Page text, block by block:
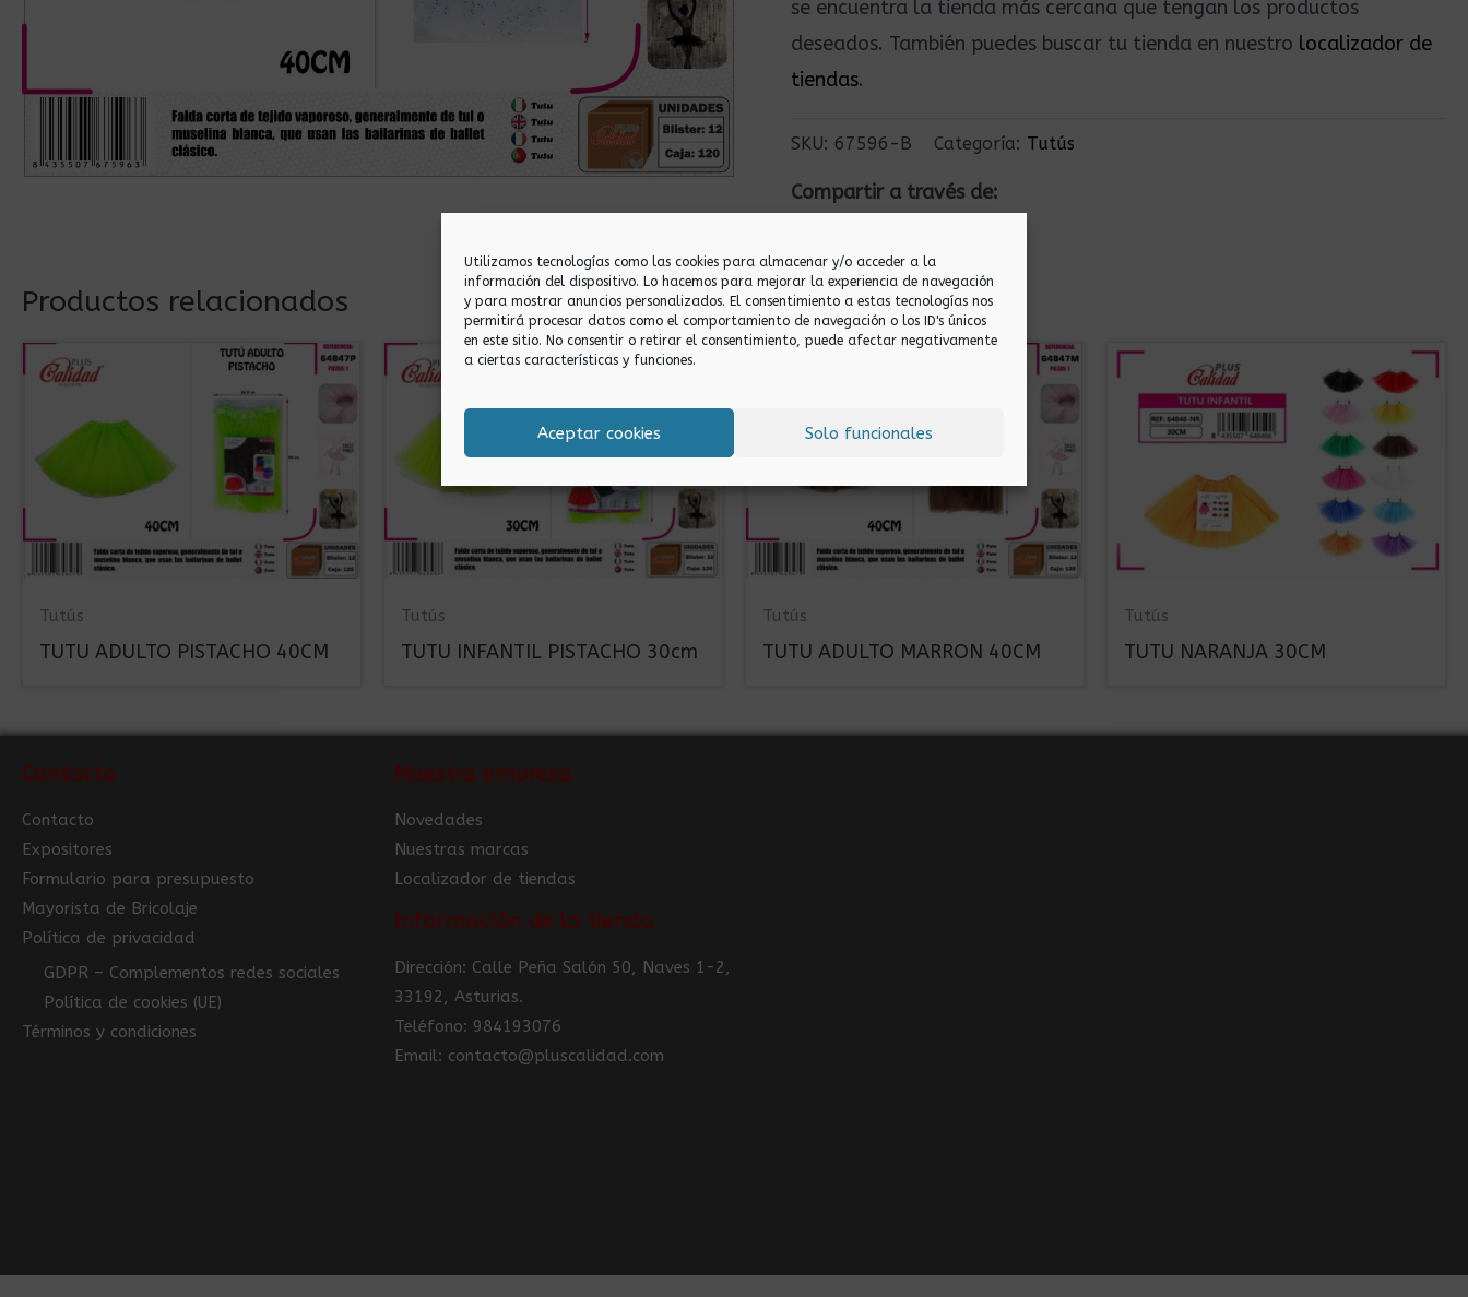
Utilizamos tecnologías como las cookies para almacenar y/o acceder a la
información del dispositivo. Lo hacemos para mejorar la experiencia de navegación
y para mostrar anuncios personalizados. El consentimiento a estas tecnologías nos
permitirá procesar datos como el comportamiento de navegación o los ID's únicos
en este sitio. No consentir o retirar el consentimiento, puede afectar negativamente
a ciertas características y funciones.
Aceptar cookies Solo funcionales
se encuentra la tienda más cercana que tengan los productos
deseados. También puedes buscar tu tienda en nuestro localizador de
tiendas.
SKU: 67596-B Categoría: Tutús
Compartir a través de:
Productos relacionados
Tutús
TUTU ADULTO PISTACHO 40CM
Tutús
TUTU INFANTIL PISTACHO 30cm
Tutús
TUTU ADULTO MARRON 40CM
Tutús
TUTU NARANJA 30CM
Contacto
Contacto
Expositores
Formulario para presupuesto
Mayorista de Bricolaje
Política de privacidad
GDPR – Complementos redes sociales
Política de cookies (UE)
Términos y condiciones
Nuestra empresa
Novedades
Nuestras marcas
Localizador de tiendas
Información de la tienda
Dirección: Calle Peña Salón 50, Naves 1-2,
33192, Asturias.
Teléfono: 984193076
Email: contacto@pluscalidad.com